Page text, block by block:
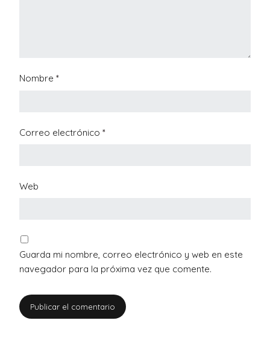
Nombre *
Correo electrónico *
Web
Guarda mi nombre, correo electrónico y web en este
navegador para la próxima vez que comente.